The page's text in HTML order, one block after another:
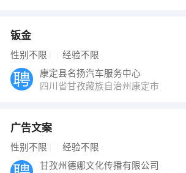
钣金
性别不限 经验不限
康定县名扬汽车服务中心
四川省甘孜藏族自治州康定市
广告文案
性别不限 经验不限
甘孜州德娜文化传播有限公司